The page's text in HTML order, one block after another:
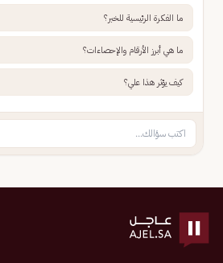
ما الفكرة الرئيسية للخبر؟
ما هي أبرز الأرقام والإحصاءات؟
كيف يؤثر هذا علي؟